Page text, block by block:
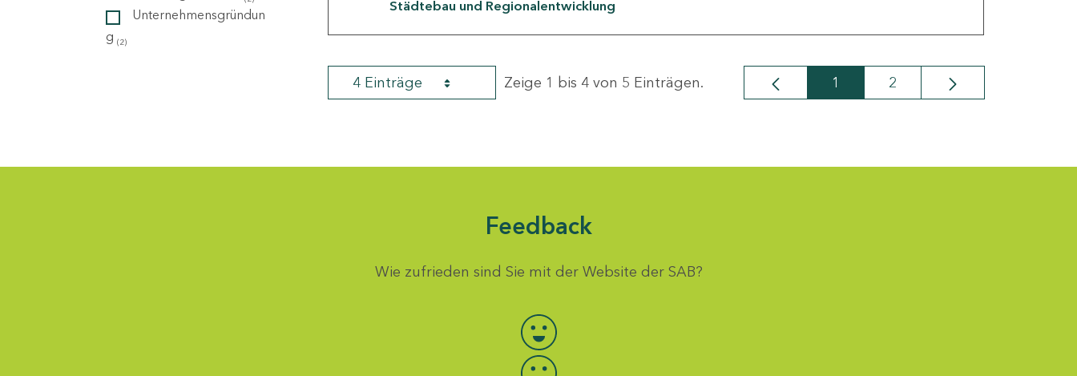
Unternehmensgründun
g (2)
Städtebau und Regionalentwicklung
4 Einträge Zeige 1 bis 4 von 5 Einträgen. Seite
1 Seite
2
Feedback
Wie zufrieden sind Sie mit der Website der SAB?
Bewertung auswählen